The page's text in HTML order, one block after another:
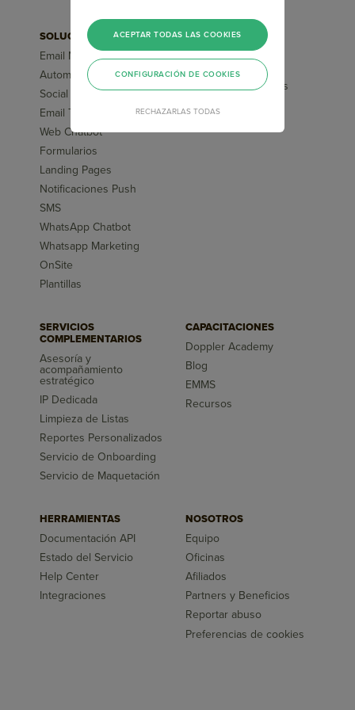
SOLUCIONES
Email Marketing
Automation Marketing
Social Media ChatBot
Email Transaccional
Web Chatbot
Formularios
Landing Pages
Notificaciones Push
SMS
WhatsApp Chatbot
Whatsapp Marketing
OnSite
Plantillas
FUNCIONALIDADES
Segmentaciones
Flujos pre-diseñados
SERVICIOS
COMPLEMENTARIOS
Asesoría y
acompañamiento
estratégico
IP Dedicada
Limpieza de Listas
Reportes Personalizados
Servicio de Onboarding
Servicio de Maquetación
CAPACITACIONES
Doppler Academy
Blog
EMMS
Recursos
HERRAMIENTAS
Documentación API
Estado del Servicio
Help Center
Integraciones
NOSOTROS
Equipo
Oficinas
Afiliados
Partners y Beneficios
Reportar abuso
Preferencias de cookies
RECHAZARLAS TODAS
ACEPTAR TODAS LAS COOKIES
CONFIGURACIÓN DE COOKIES